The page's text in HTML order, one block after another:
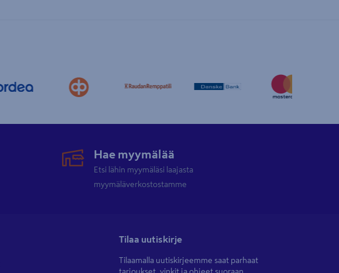
Hae myymälää
Etsi lähin myymäläsi laajasta
myymäläverkostostamme
Tilaa uutiskirje
Tilaamalla uutiskirjeemme saat parhaat
tarjoukset, vinkit ja ohjeet suoraan